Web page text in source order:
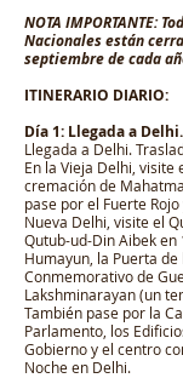
NOTA IMPORTANTE:
Nacionales están
septiembre de cada
ITINERARIO DIARIO:
Día 1: Llegada a Delhi.
Llegada a Delhi.
En la Vieja Delhi, visite
cremación de
pase por el Fuerte
Nueva Delhi, visite el
Qutub-ud-Din Aibek en
Humayun, la Puerta
Conmemorativo de
Lakshminarayan (un
También pase por la
Parlamento, los
Gobierno y el centro
Noche en Delhi.